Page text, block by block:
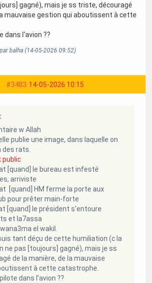
gagné), mais je ss triste, découragé
mauvaise gestion qui aboutissent à cette
dans l'avion ??
balha (14-05-2026 09:52)
#3483 14-05-2026 10:15
w Allah
publie une image, dans laquelle on
rats.
public
[quand] le bureau est infesté
arriviste
[quand] HM ferme la porte aux
pour prêter main-forte
[quand] le président s'entoure
et la7assa
el wakil.
tant déçu de cette humiliation (c la
ne pas [toujours] gagné), mais je ss
de la manière, de la mauvaise
à cette catastrophe.
dans l'avion ??